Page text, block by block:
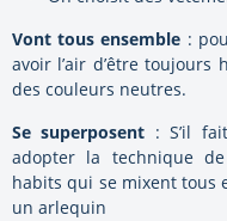
Vont tous ensemble :
avoir l’air d’être toujours
des couleurs neutres.
Se superposent : S’il
adopter la technique de
habits qui se mixent tous
un arlequin